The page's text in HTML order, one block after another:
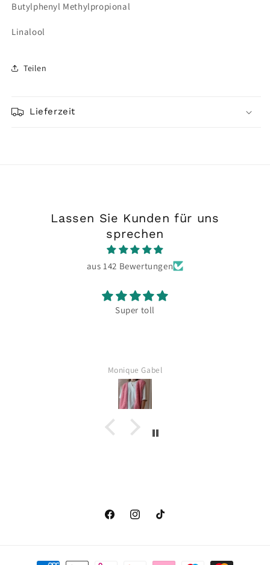
Butylphenyl Methylpropional
Linalool
Teilen
Lieferzeit
Lassen Sie Kunden für uns
sprechen
aus 142 Bewertungen
Super toll
Monique Gabel
FacebookInstagramTikTok
Zahlungsmethoden